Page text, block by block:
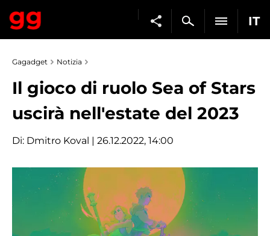
IT
Gagadget Notizia
Il gioco di ruolo Sea of Stars
uscirà nell'estate del 2023
Di: Dmitro Koval | 26.12.2022, 14:00